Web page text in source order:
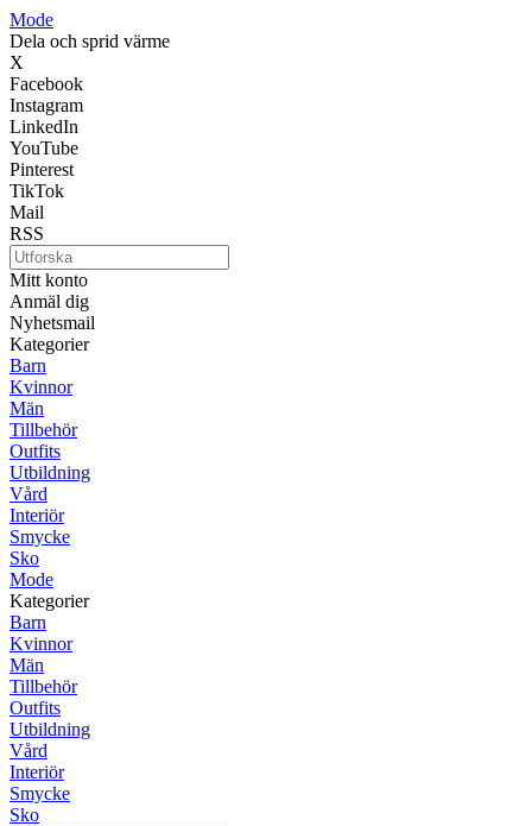
Mode
Dela och sprid värme
X
Facebook
Instagram
LinkedIn
YouTube
Pinterest
TikTok
Mail
RSS
Mitt konto
Anmäl dig
Nyhetsmail
Kategorier
Barn
Kvinnor
Män
Tillbehör
Outfits
Utbildning
Vård
Interiör
Smycke
Sko
Mode
Kategorier
Barn
Kvinnor
Män
Tillbehör
Outfits
Utbildning
Vård
Interiör
Smycke
Sko